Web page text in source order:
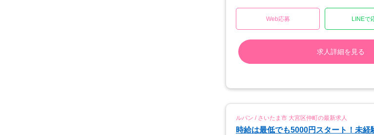
Web応募 LINEで
求人詳細を見る
ルパン / さいたま市 大宮区仲町の最新求人
時給は最低でも5000円スタート！未